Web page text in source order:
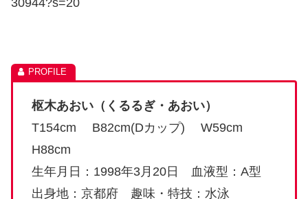
枢木あおい（くるるぎ・あおい）
T154cm
B82cm(Dカップ)
W59cm
H88cm
生年月日： 1998年3 月 20日 血液型： A型
出身地：京都府 趣味・特技：水泳